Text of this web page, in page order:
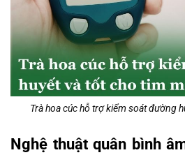
Trà hoa cúc hỗ trợ kiểm soát đường
Nghệ thuật quân bình